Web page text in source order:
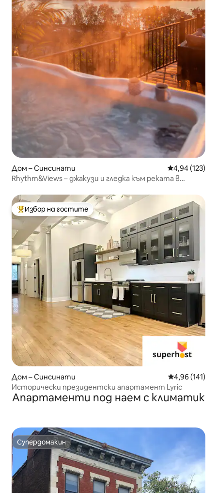
Дом – Синсинати Средна
4,94 (123)
Rhythm&Views – джакузи и гледка към реката в
Най-популярен избор на гостите
Избор на гостите
Дом – Синсинати Средна
4,96 (141)
Исторически президентски апартамент Lyric
Апартаменти под наем с климатик
Супердомакин
Супердомакин